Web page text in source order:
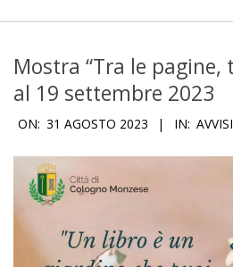
Biblioteca
civica
Cologno
Monzese
Mostra “Tra le pagine,
al 19 settembre 2023
ON: 31 AGOSTO 2023 IN: AVVISI